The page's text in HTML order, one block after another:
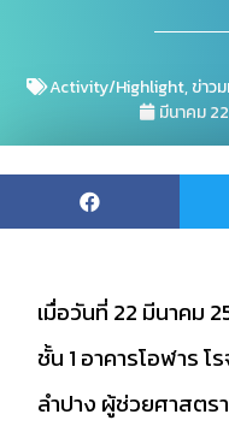
Activity/Highlight,ข่าว
มีนาคม
เมื่อวันที่ 22 มีนาคม
ชั้น 1 อาคารโอฬาร
ลำปาง ผู้ช่วยศาสต